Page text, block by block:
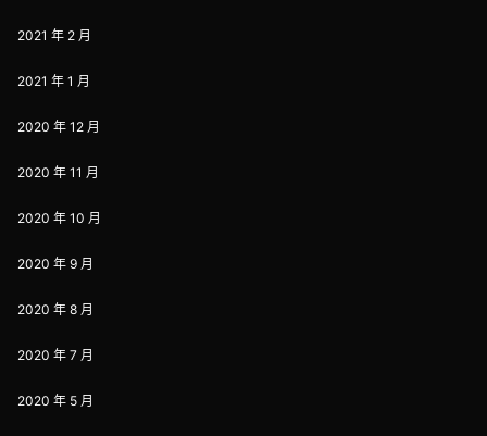
2021 年 2 月
2021 年 1 月
2020 年 12 月
2020 年 11 月
2020 年 10 月
2020 年 9 月
2020 年 8 月
2020 年 7 月
2020 年 5 月